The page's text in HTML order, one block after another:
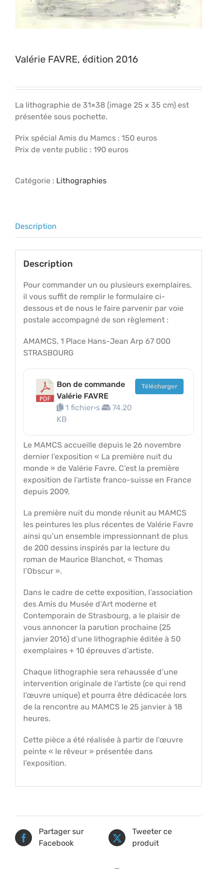
Valérie FAVRE, édition 2016
La lithographie de 31×38 (image 25 x 35 cm) est
présentée sous pochette.
Prix spécial Amis du Mamcs : 150 euros
Prix de vente public : 190 euros
Catégorie : Lithographies
Description
Description
Pour commander un ou plusieurs exemplaires,
il vous suffit de remplir le formulaire ci-
dessous et de nous le faire parvenir par voie
postale accompagné de son règlement :
AMAMCS, 1 Place Hans-Jean Arp 67 000
STRASBOURG
Bon de commande
Valérie FAVRE
1 fichier·s
74.20
KB
Télécharger
Le MAMCS accueille depuis le 26 novembre
dernier l’exposition « La première nuit du
monde » de Valérie Favre. C’est la première
exposition de l’artiste franco-suisse en France
depuis 2009,
La première nuit du monde réunit au MAMCS
les peintures les plus récentes de Valérie Favre
ainsi qu’un ensemble impressionnant de plus
de 200 dessins inspirés par la lecture du
roman de Maurice Blanchot, « Thomas
l’Obscur ».
Dans le cadre de cette exposition, l’association
des Amis du Musée d’Art moderne et
Contemporain de Strasbourg, a le plaisir de
vous annoncer la parution prochaine (25
janvier 2016) d’une lithographie éditée à 50
exemplaires + 10 épreuves d’artiste.
Chaque lithographie sera rehaussée d’une
intervention originale de l’artiste (ce qui rend
l’œuvre unique) et pourra être dédicacée lors
de la rencontre au MAMCS le 25 janvier à 18
heures.
Cette pièce a été réalisée à partir de l’œuvre
peinte « le rêveur » présentée dans
l’exposition.
Partager sur
Facebook
Tweeter ce
produit